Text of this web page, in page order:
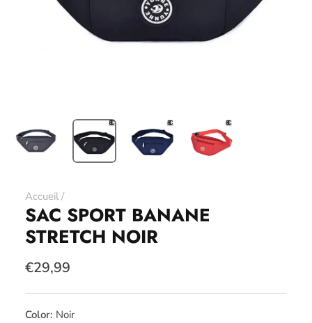
Accueil /
SAC SPORT BANANE
STRETCH NOIR
€29,99
Color Noir